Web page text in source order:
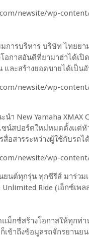
การบริหาร บริษัท ไทยยา
กาสอันดีที่ยามาฮ่าได้เปิ
และสร้างยอดขายได้เป็น
ำ New Yamaha XMAX
น์สปอร์ตใหม่หมดตั้งแต่หั
สื่อสารระหว่างผู้ใช้กับรถไ
นต์ทุกรุ่น ทุกซีรีส์ มาร่วม
Ride (เอ็กซ์เพล
ม็กซ์สร้างโอกาสให้ทุกท่
เข้าถึงข้อมูลรถจักรยาน